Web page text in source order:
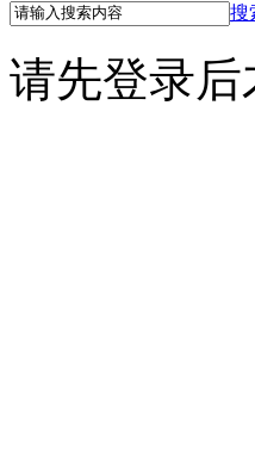
搜
请先登录